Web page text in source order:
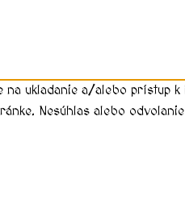
ukladanie a/alebo
Nesúhlas alebo